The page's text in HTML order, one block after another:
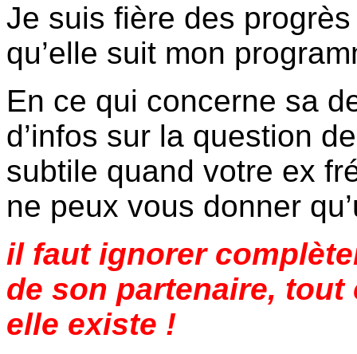
Je suis fière des
qu’elle suit mon
En ce qui concerne sa
d’infos sur la question
subtile quand votre ex
ne peux vous donner
il faut ignorer
de son partenaire, tout
elle existe !